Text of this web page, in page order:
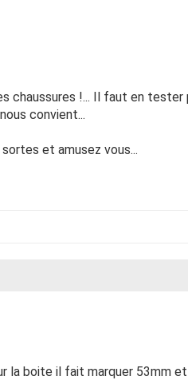
chaussures !... Il faut en tester
convient...
et amusez vous...
la boite il fait marquer 53mm